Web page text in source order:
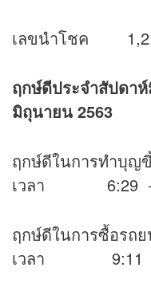
เลขนำโชค
ฤกษ์ดีประจำสัปดา
มิถุนายน 2563
ฤกษ์ดีในการทำบุญ
เวลา 6:29 -
ฤกษ์ดีในการซื้อรถ
เวลา 9:11 -